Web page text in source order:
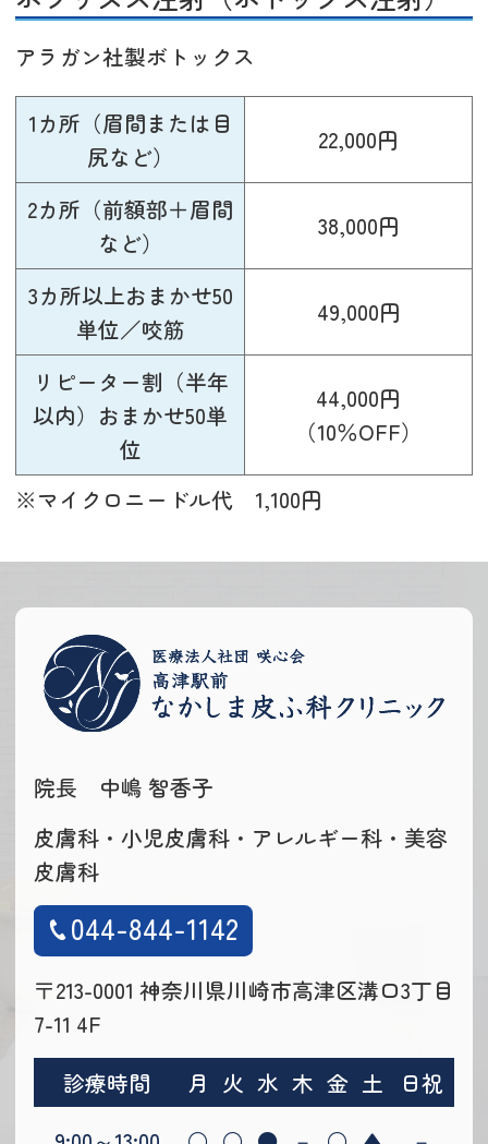
アラガン社製ボトックス
※マイクロニードル代 1,100円
1カ所（眉間または目
尻など）
22,000円
2カ所（前額部＋眉間
など）
38,000円
3カ所以上おまかせ50
単位／咬筋
49,000円
リピーター割（半年
以内）おまかせ50単
位
44,000円
（10％OFF）
院長 中嶋 智香子
皮膚科・小児皮膚科・アレルギー科・美容
皮膚科
044-844-1142
〒213-0001 神奈川県川崎市高津区溝口3丁目
7-11 4F
診療時間 月 火 水 木 金 土
日祝